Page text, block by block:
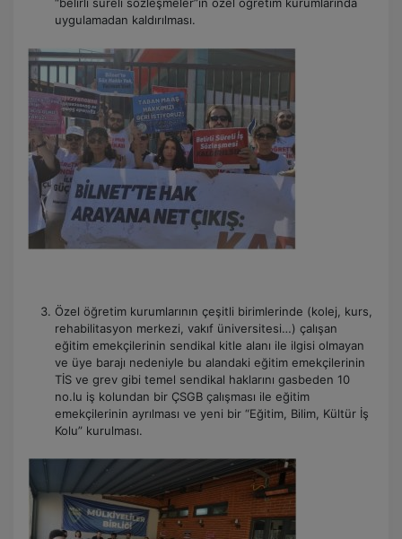
uygulamadan kaldırılması.
Özel öğretim kurumlarının çeşitli birimlerinde (kolej, kurs,
rehabilitasyon merkezi, vakıf üniversitesi…) çalışan
eğitim emekçilerinin sendikal kitle alanı ile ilgisi olmayan
ve üye barajı nedeniyle bu alandaki eğitim emekçilerinin
TİS ve grev gibi temel sendikal haklarını gasbeden 10
no.lu iş kolundan bir ÇSGB çalışması ile eğitim
emekçilerinin ayrılması ve yeni bir “Eğitim, Bilim, Kültür İş
Kolu” kurulması.